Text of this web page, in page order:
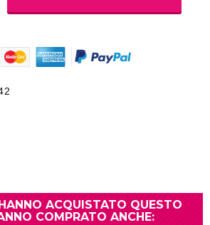
ACQUISTATO QUESTO
COMPRATO ANCHE: